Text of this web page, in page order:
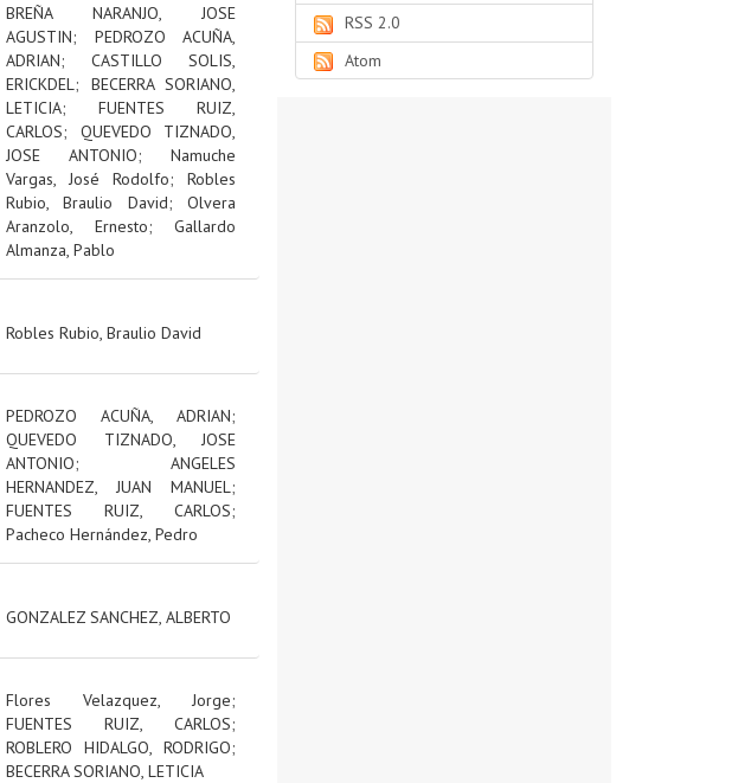
BREÑA NARANJO, JOSE
AGUSTIN; PEDROZO ACUÑA,
ADRIAN; CASTILLO SOLIS,
ERICKDEL; BECERRA SORIANO,
LETICIA; FUENTES RUIZ,
CARLOS; QUEVEDO TIZNADO,
JOSE ANTONIO; Namuche
Vargas, José Rodolfo; Robles
Rubio, Braulio David;Olvera
Aranzolo, Ernesto; Gallardo
Almanza, Pablo
Robles Rubio, Braulio David
PEDROZO ACUÑA, ADRIAN;
QUEVEDO TIZNADO, JOSE
ANTONIO; ANGELES
HERNANDEZ, JUAN MANUEL;
FUENTES RUIZ, CARLOS;
Pacheco Hernández, Pedro
GONZALEZ SANCHEZ, ALBERTO
Flores Velazquez, Jorge;
FUENTES RUIZ, CARLOS;
ROBLERO HIDALGO, RODRIGO;
BECERRA SORIANO, LETICIA
RSS 2.0
Atom